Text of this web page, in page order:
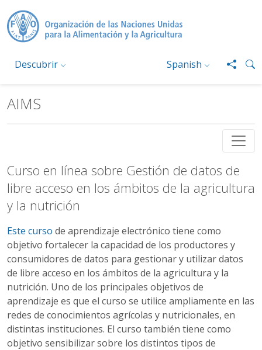
Descubrir Spanish
AIMS
Curso en línea sobre Gestión de datos de
libre acceso en los ámbitos de la agricultura
y la nutrición
Este curso de aprendizaje electrónico tiene como
objetivo fortalecer la capacidad de los productores y
consumidores de datos para gestionar y utilizar datos
de libre acceso en los ámbitos de la agricultura y la
nutrición. Uno de los principales objetivos de
aprendizaje es que el curso se utilice ampliamente en las
redes de conocimientos agrícolas y nutricionales, en
distintas instituciones. El curso también tiene como
objetivo sensibilizar sobre los distintos tipos de